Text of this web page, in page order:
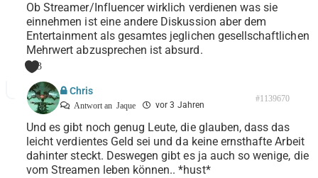
Ob Streamer/Influencer wirklich verdienen was sie
einnehmen ist eine andere Diskussion aber dem
Entertainment als gesamtes jeglichen gesellschaftlichen
Mehrwert abzusprechen ist absurd.
3
Chris
Antwort an Jaque vor 3 Jahren
#1139670
Und es gibt noch genug Leute, die glauben, dass das
leicht verdientes Geld sei und da keine ernsthafte Arbeit
dahinter steckt. Deswegen gibt es ja auch so wenige, die
vom Streamen leben können.. *hust*